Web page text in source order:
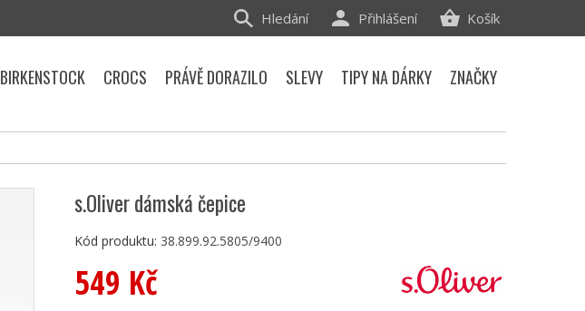
s.Oliver dámská čepice
Kód produktu: 38.899.92.5805/9400
549 Kč
Košík
Přihlášení
Hledání
BIRKENSTOCK CROCS PRÁVĚ DORAZILO SLEVY TIPY NA DÁRKY ZNAČKY